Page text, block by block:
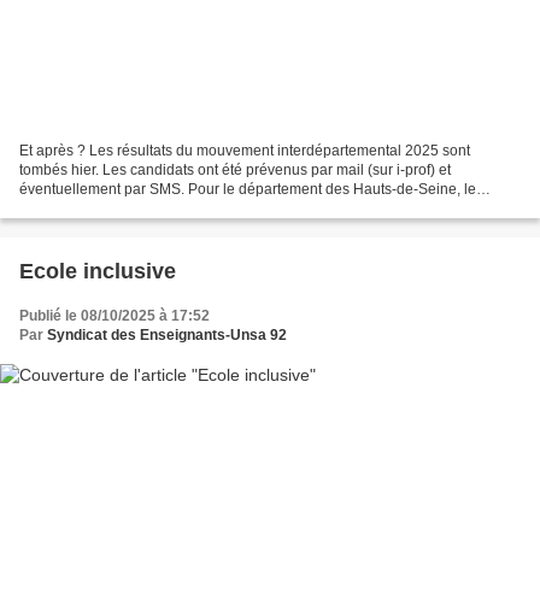
Et après ? Les résultats du mouvement interdépartemental 2025 sont
tombés hier. Les candidats ont été prévenus par mail (sur i-prof) et
éventuellement par SMS. Pour le département des Hauts-de-Seine, le
Ecole inclusive
Publié le 08/10/2025 à 17:52
Par Syndicat des Enseignants-Unsa 92